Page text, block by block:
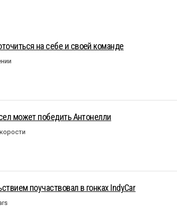
на себе и своей команде
может победить Антонелли
поучаствовал в гонках IndyCar